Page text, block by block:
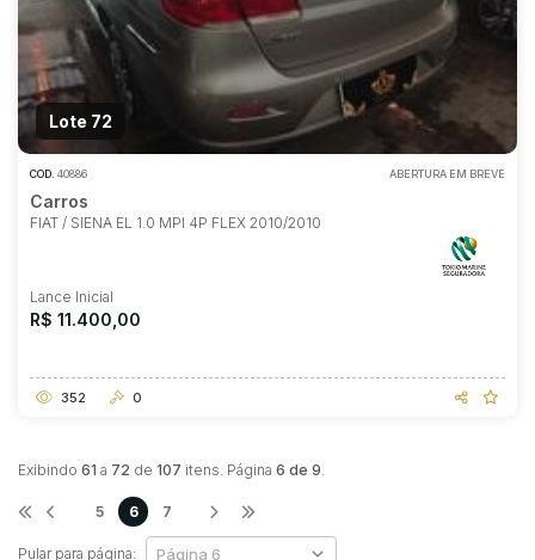
Lote 72
COD. 40886 ABERTURA EM BREVE
Carros
FIAT / SIENA EL 1.0 MPI 4P FLEX 2010/2010
Lance Inicial
R$ 11.400,00
352 0
Exibindo 61 a 72 de 107 itens. Página 6 de 9.
Pular para página:
5 6 7